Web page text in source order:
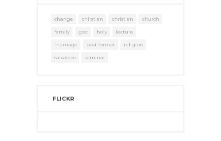
change chirstian christian
church
family
god holy
lecture
marriage
post format
religion
salvation
seminar
FLICKR